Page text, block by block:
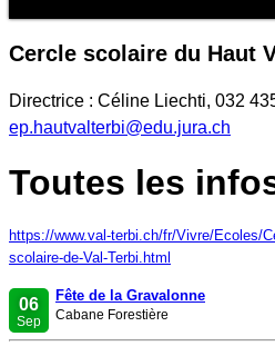
Cercle scolaire du Haut
Directrice : Céline Liechti, 032
ep.hautvalterbi@edu.jura.ch
Toutes les
https://www.val-terbi.ch/fr/Vivre/Ecoles/
scolaire-de-Val-Terbi.html
06
Sep
Fête de la Gravalonne
Cabane Forestière